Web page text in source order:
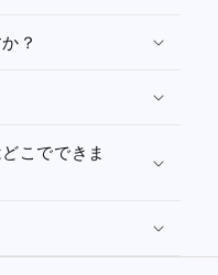
？
こでできま